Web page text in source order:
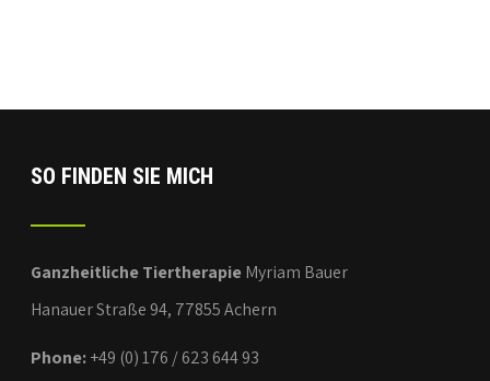
SO FINDEN SIE MICH
Ganzheitliche TiertherapieMyriam Bauer
Hanauer Straße 94, 77855 Achern
Phone:+49 (0) 176 / 623 644 93